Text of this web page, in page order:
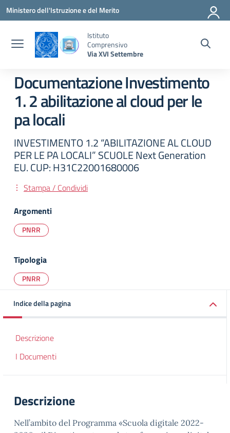
Vai ai contenuti
Vai al menu di navigazione
Vai al footer
Ministero dell'Istruzione e del Merito
Istituto
Comprensivo
Via XVI Settembre
Documentazione Investimento
1. 2 abilitazione al cloud per le
pa locali
INVESTIMENTO 1.2 “ABILITAZIONE AL CLOUD
PER LE PA LOCALI” SCUOLE Next Generation
EU. CUP: H31C22001680006
Stampa / Condividi
Argomenti
PNRR
Tipologia
PNRR
Indice della pagina
Descrizione
I Documenti
Descrizione
Nell’ambito del Programma «Scuola digitale 2022-